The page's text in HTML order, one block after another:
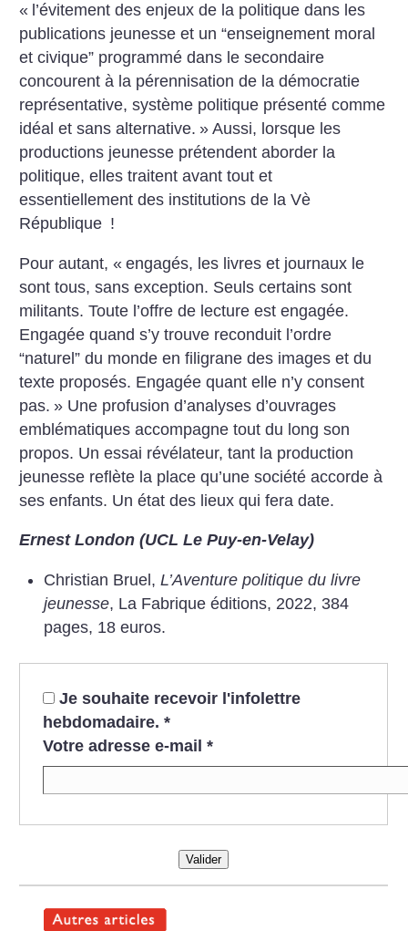
« l’évitement des enjeux de la politique dans les
publications jeunesse et un “enseignement moral
et civique” programmé dans le secondaire
concourent à la pérennisation de la démocratie
représentative, système politique présenté comme
idéal et sans alternative. » Aussi, lorsque les
productions jeunesse prétendent aborder la
politique, elles traitent avant tout et
essentiellement des institutions de la Vè
République !
Pour autant, « engagés, les livres et journaux le
sont tous, sans exception. Seuls certains sont
militants. Toute l’offre de lecture est engagée.
Engagée quand s’y trouve reconduit l’ordre
“naturel” du monde en filigrane des images et du
texte proposés. Engagée quant elle n’y consent
pas. » Une profusion d’analyses d’ouvrages
emblématiques accompagne tout du long son
propos. Un essai révélateur, tant la production
jeunesse reflète la place qu’une société accorde à
ses enfants. Un état des lieux qui fera date.
Ernest London (UCL Le Puy-en-Velay)
Christian Bruel, L’Aventure politique du livre
jeunesse, La Fabrique éditions, 2022, 384
pages, 18 euros.
Je souhaite recevoir l'infolettre
hebdomadaire. *
Votre adresse e-mail *
Valider